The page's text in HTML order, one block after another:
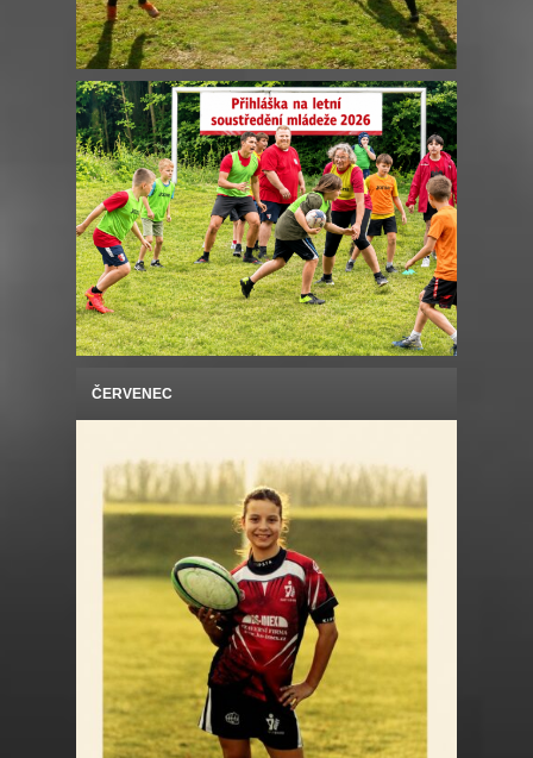
ČERVENEC